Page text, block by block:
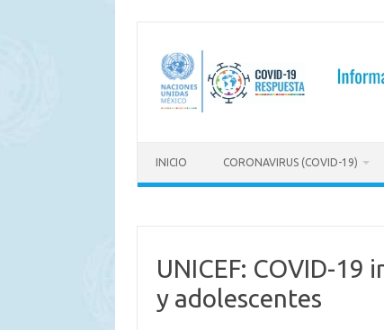
contenido
INICIO CORONAVIRUS (COVID-19)
UNICEF: COVID-19
y adolescentes